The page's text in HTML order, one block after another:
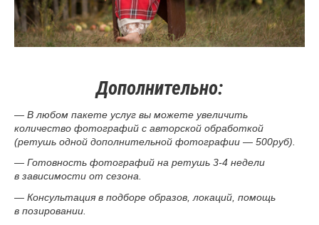
Дополнительно:
— В любом пакете услуг вы можете увеличить
количество фотографий с авторской обработкой
(ретушь одной дополнительной фотографии — 500руб).
— Готовность фотографий на ретушь 3-4 недели
в зависимости от сезона.
— Консультация в подборе образов, локаций, помощь
в позировании.